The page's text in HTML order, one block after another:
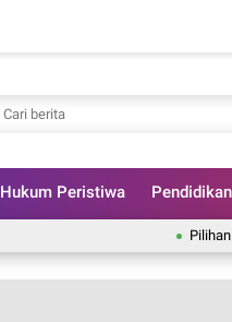
Hukum Peristiwa Pendidikan
Pilihan Tempat